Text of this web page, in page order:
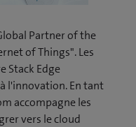
Partner of the
of Things". Les
Stack Edge
l'innovation. En tant
accompagne les
vers le cloud